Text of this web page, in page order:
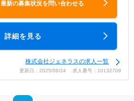
最新の募集状況を問い合わせる
詳細を見る
株式会社ジェネラスの求人一覧
更新日：2025/06/24 求人番号：10132709